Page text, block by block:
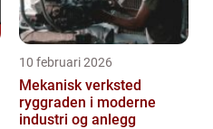
10 februari 2026
Mekanisk verksted
ryggraden i moderne
industri og anlegg